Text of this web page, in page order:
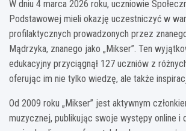
W dniu 4 marca 2026 roku, uczniowie
Podstawowej mieli okazję uczestniczyć w
profilaktycznych prowadzonych przez
Mądrzyka, znanego jako „Mikser”. Ten
edukacyjny przyciągnął 127 uczniów z
oferując im nie tylko wiedzę, ale także
Od 2009 roku „Mikser” jest aktywnym
muzycznej, publikując swoje występy online i